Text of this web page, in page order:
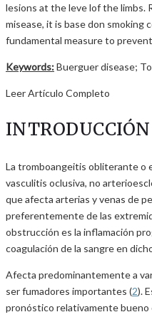
lesions at the leve lof the
misease, it is base don smoking
fundamental measure to
Keywords:Buerguer disease;
Leer Artículo Completo
INTRODUCCIÓN
La tromboangeitis obliterante o
vasculitis oclusiva, no
que afecta arterias y venas de
preferentemente de las
obstrucción es la inflamación
coagulación de la sangre en
Afecta predominantemente a
ser fumadores importantes (2).
pronóstico relativamente bueno